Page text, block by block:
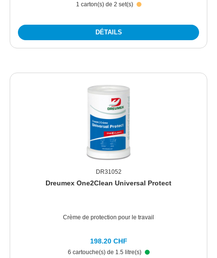
1 carton(s) de 2 set(s)
DÉTAILS
DR31052
Dreumex One2Clean Universal Protect
Crème de protection pour le travail
6 cartouche(s) de 1.5 litre(s)
198.20 CHF